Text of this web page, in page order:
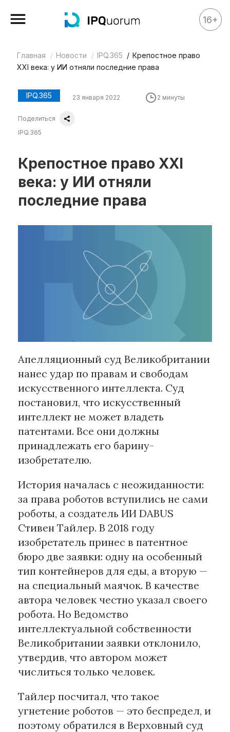
Все материалы
Аналитика
Legal review
События
IP Stories
Квиз
О нас
Интеллектуальная собственность
и креативные индустрии
Архитектура и урбанистика
Наука и технологии
Медиа
Образование
Издательское дело
Музыка
Музеи
Материалы партнеров
АКИ
Artists / Художники.РФ
n'RIS
Онлайн патент
Цифровой Сарафан
Смотрите нас в соцсетях и мессенджерах
16+
Главная Новости IPQ.365
Крепостное право
XXI века: у ИИ отняли последние права
IPQ.365 23 января 2022 2 минуты
Поделиться
IPQ.365
Крепостное право XXI
века: у ИИ отняли
последние права
Апелляционный суд Великобритании
нанес удар по правам и свободам
искусственного интеллекта. Суд
постановил, что искусственный
интеллект не может владеть
патентами. Все они должны
принадлежать его барину-
изобретателю.
История началась с неожиданности:
за права роботов вступились не сами
роботы, а создатель ИИ DABUS
Стивен Тайлер. В 2018 году
изобретатель принес в патентное
бюро две заявки: одну на особенный
тип контейнеров для еды, а вторую —
на специальный маячок. В качестве
автора человек честно указал своего
робота. Но Ведомство
интеллектуальной собственности
Великобритании заявки отклонило,
утвердив, что автором может
числиться только человек.
Тайлер посчитал, что такое
угнетение роботов — это беспредел, и
поэтому обратился в Верховный суд